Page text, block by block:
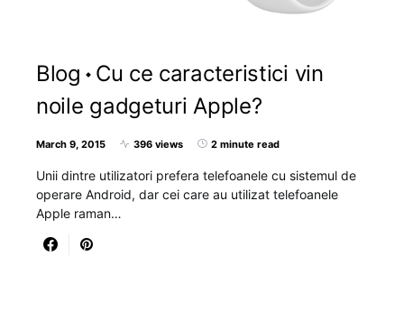
Blog
Cu ce caracteristici vin
noile gadgeturi Apple?
March 9, 2015 396 views 2 minute read
Unii dintre utilizatori prefera telefoanele cu sistemul de
operare Android, dar cei care au utilizat telefoanele
Apple raman…